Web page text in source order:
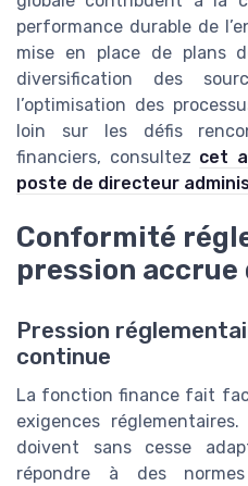
performance durable de
mise en place de plans
diversification des
l’optimisation des
loin sur les défis
financiers, consultez cet
poste de directeur
Conformité
pression accrue
Pression
continue
La fonction finance fait
exigences
doivent sans cesse
répondre à des